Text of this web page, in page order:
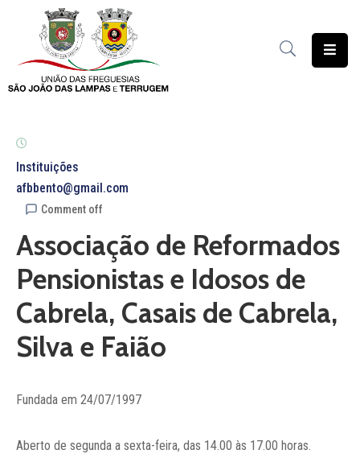
União
das
Contratação
Pública
Freguesia
Património
Documentação
Contactos
Instituições
afbbento@gmail.com
Comment off
Associação de Reformados
Pensionistas e Idosos de
Cabrela, Casais de Cabrela,
Silva e Faião
Fundada em 24/07/1997
Aberto de segunda a sexta-feira, das 14.00 às 17.00 horas.